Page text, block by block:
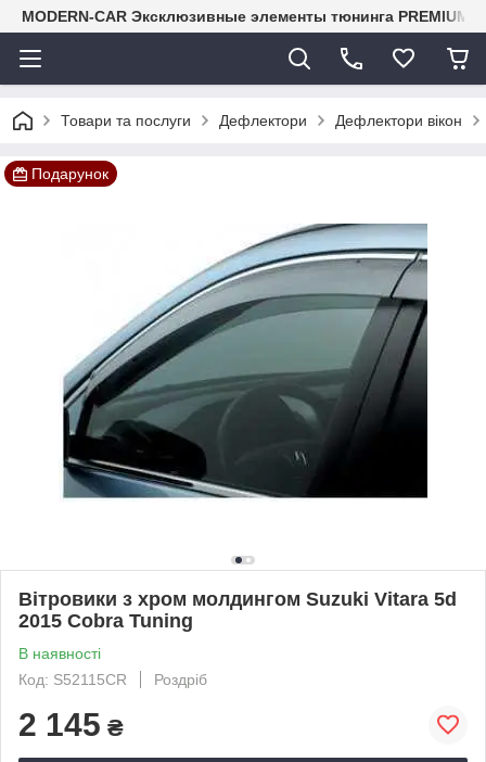
MODERN-CAR Эксклюзивные элементы тюнинга PREMIUM-
Товари та послуги Дефлектори Дефлектори вікон
Подарунок
Вітровики з хром молдингом Suzuki Vitara 5d
2015 Cobra Tuning
В наявності
Код: S52115CR
Роздріб
2 145 ₴